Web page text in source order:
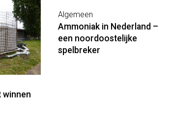
winnen
Algemeen
Ammoniak in Nederland –
een noordoostelijke
spelbreker